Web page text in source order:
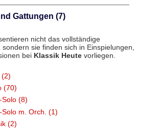
Gattungen (7)
nicht das vollständige
sie finden sich in Einspielungen,
bei Klassik Heutevorliegen.
(2)
(70)
Solo (8)
m. Orch. (1)
(2)